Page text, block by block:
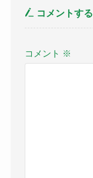
コメントする
コメント ※